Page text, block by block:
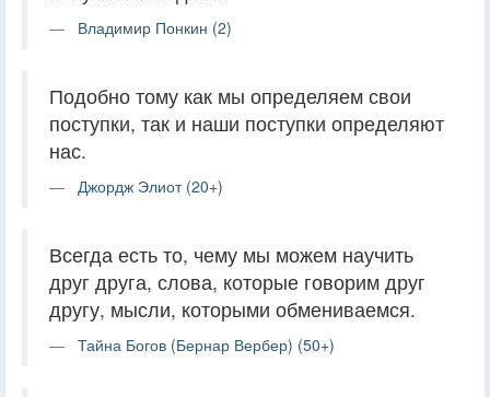
Владимир Понкин (2)
Подобно тому как мы определяем свои
поступки, так и наши поступки определяют
нас.
Джордж Элиот (20+)
Всегда есть то, чему мы можем научить
друг друга, слова, которые говорим друг
другу, мысли, которыми обмениваемся.
Тайна Богов (Бернар Вербер) (50+)